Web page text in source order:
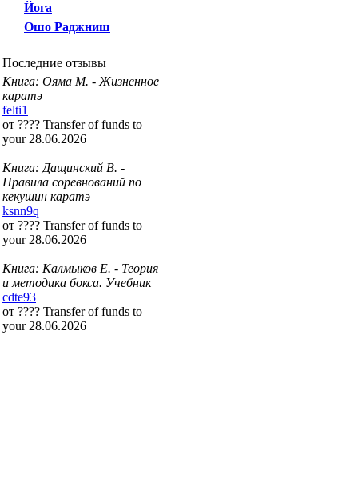
Йога
Ошо Раджниш
Последние отзывы
Книга: Ояма М. - Жизненное
каратэ
felti1
от ???? Transfer of funds to
your 28.06.2026
Книга: Дащинский В. -
Правила соревнований по
кекушин каратэ
ksnn9q
от ???? Transfer of funds to
your 28.06.2026
Книга: Калмыков Е. - Теория
и методика бокса. Учебник
cdte93
от ???? Transfer of funds to
your 28.06.2026